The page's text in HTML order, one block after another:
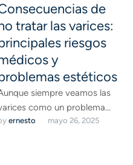
de
tratar las varices:
riesgos
y
estéticos
siempre veamos las
como un problema
que impide que las
ernesto mayo 26, 2025